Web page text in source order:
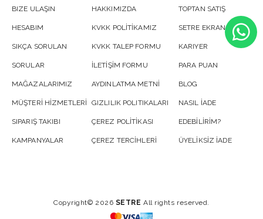
BIZE ULAŞIN
HESABIM
SIKÇA SORULAN
SORULAR
MAĞAZALARIMIZ
MÜŞTERİ HİZMETLERİ
SIPARIŞ TAKIBI
KAMPANYALAR
HAKKIMIZDA
KVKK POLİTİKAMIZ
KVKK TALEP FORMU
İLETİŞİM FORMU
AYDINLATMA METNİ
GIZLILIK POLITIKALARI
ÇEREZ POLİTİKASI
ÇEREZ TERCİHLERİ
TOPTAN SATIŞ
SETRE EKRAN
KARIYER
PARA PUAN
BLOG
NASIL İADE
EDEBİLİRİM?
ÜYELİKSİZ İADE
Copyright© 2026 SETRE All rights reserved.